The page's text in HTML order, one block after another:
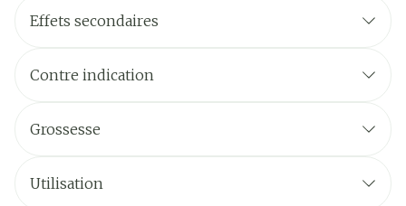
Effets secondaires
Contre indication
Grossesse
Utilisation